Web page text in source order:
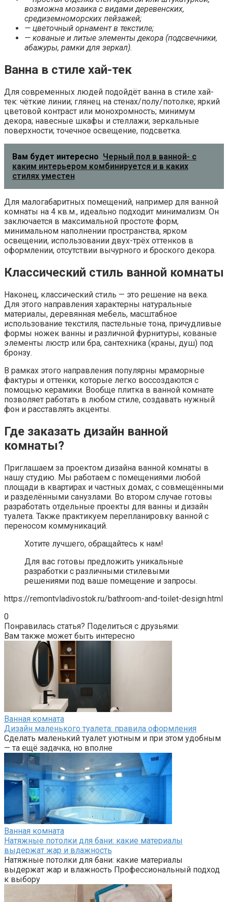
возможна мозаика с видами деревенских,
средиземноморских пейзажей;
— цветочный орнамент в текстиле;
— кованые и литые элементы декора (подсвечники,
абажуры, рамки для зеркал).
Ванна в стиле хай-тек
Для современных людей подойдёт ванна в стиле хай-
тек: чёткие линии; глянец на стенах/полу/потолке; яркий
цветовой контраст или монохромность; минимум
декора; навесные шкафы и стеллажи; зеркальные
поверхности; точечное освещение, подсветка.
Вам будет интересно Черный пол в ванной- с
каким интерьером комбинируется и в каких
стилях уместен
Для малогабаритных помещений, например для ванной
комнаты на 4 кв.м., идеально подходит минимализм. Он
заключается в максимальной простоте форм,
минимальном наполнении пространства, ярком
освещении, использовании двух-трёх оттенков в
оформлении, отсутствии вычурного и броского декора.
Классический стиль ванной комнаты
Наконец, классический стиль — это решение на века.
Для этого направления характерны натуральные
материалы, деревянная мебель, масштабное
использование текстиля, пастельные тона, причудливые
формы ножек ванны и различной фурнитуры, кованые
элементы люстр или бра, сантехника (краны, душ) под
бронзу.
В рамках этого направления популярны мраморные
фактуры и оттенки, которые легко воссоздаются с
помощью керамики. Вообще плитка в ванной комнате
позволяет работать в любом стиле, создавать нужный
фон и расставлять акценты.
Где заказать дизайн ванной
комнаты?
Приглашаем за проектом дизайна ванной комнаты в
нашу студию. Мы работаем с помещениями любой
площади в квартирах и частных домах, с совмещёнными
и разделёнными санузлами. Во втором случае готовы
разработать отдельные проекты для ванны и дизайн
туалета. Также практикуем перепланировку ванной с
переносом коммуникаций.
Хотите лучшего, обращайтесь к нам!
Для вас готовы предложить уникальные
разработки с различными стилевыми
решениями под ваше помещение и запросы.
https://remontvladivostok.ru/bathroom-and-toilet-design.html
0
Понравилась статья? Поделиться с друзьями:
Вам также может быть интересно
Ванная комната
Дизайн маленького туалета: правила оформления
Сделать маленький туалет уютным и при этом удобным
— та ещё задачка, но вполне
Ванная комната
Натяжные потолки для бани: какие материалы
выдержат жар и влажность
Натяжные потолки для бани: какие материалы
выдержат жар и влажность Профессиональный подход
к выбору